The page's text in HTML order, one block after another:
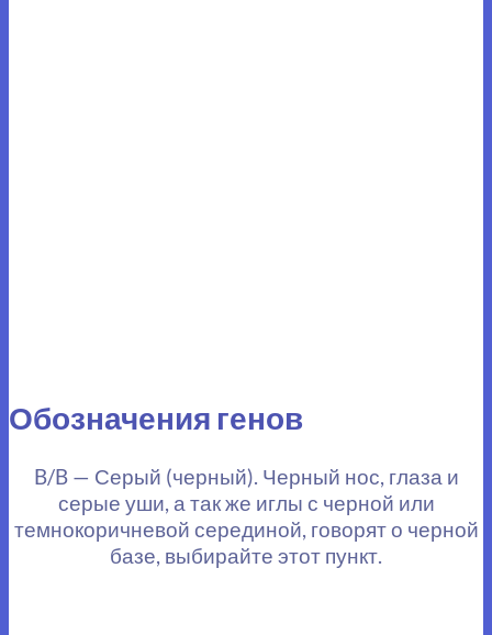
Обозначения генов
B/B — Серый (черный). Черный нос, глаза и
серые уши, а так же иглы с черной или
темнокоричневой серединой, говорят о черной
базе, выбирайте этот пункт.